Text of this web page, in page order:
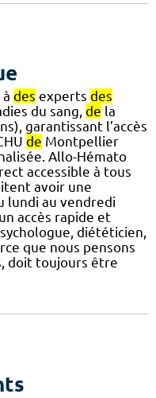
des experts des
du sang, de la
garantissant l’accès
de Montpellier
Allo-Hémato
accessible à tous
avoir une
lundi au vendredi
accès rapide et
diététicien,
que nous pensons
doit toujours être